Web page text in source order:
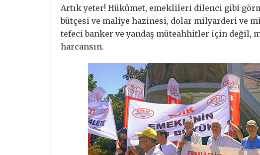
Artık yeter! Hükûmet, emeklileri dilenci gibi
bütçesi ve maliye hazinesi, dolar milyarderi ve
tefeci banker ve yandaş müteahhitler için değil,
harcansın.